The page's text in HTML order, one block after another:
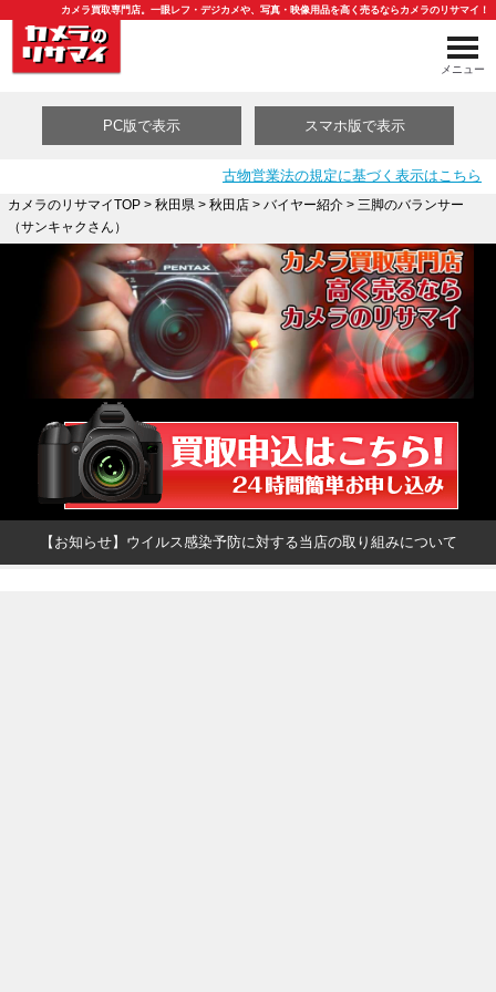
カメラ買取専門店。一眼レフ・デジカメや、写真・映像用品を高く売るならカメラのリサマイ！
メニュー
PC版で表示 スマホ版で表示
古物営業法の規定に基づく表示はこちら
カメラのリサマイTOP> 秋田県 > 秋田店> バイヤー紹介> 三脚のバランサー
（サンキャクさん）
【お知らせ】ウイルス感染予防に対する当店の取り組みについて